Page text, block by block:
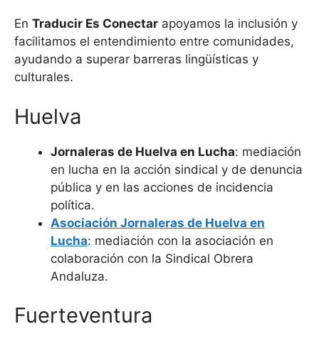
En Traducir Es Conectar apoyamos la inclusión y
facilitamos el entendimiento entre comunidades,
ayudando a superar barreras lingüísticas y
culturales.
Huelva
Jornaleras de Huelva en Lucha: mediación
en lucha en la acción sindical y de denuncia
pública y en las acciones de incidencia
política.
Asociación Jornaleras de Huelva en
Lucha: mediación con la asociación en
colaboración con la Sindical Obrera
Andaluza.
Fuerteventura